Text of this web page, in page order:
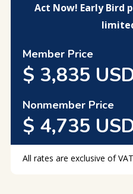
Member Price
$ 3,835
Nonmember Price
$ 4,735
Act Now! Early Bird
All rates are exclusive of